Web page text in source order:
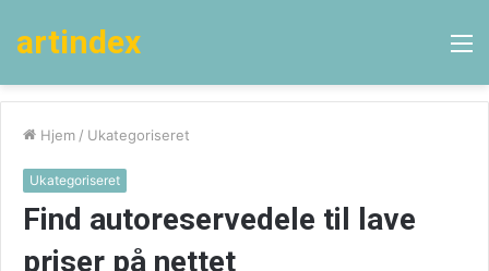
artindex
Hjem / Ukategoriseret
Ukategoriseret
Find autoreservedele til lave
priser på nettet